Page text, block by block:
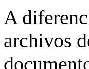
A
archivos